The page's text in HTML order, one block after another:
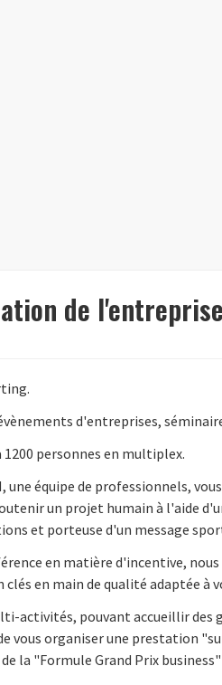
de l'entreprise
d'entreprises,
1200 personnes en multiplex.
une équipe de professionnels,
un projet humain à l'aide
et porteuse d'un message
en matière d'incentive,
en main de qualité adaptée à
activités, pouvant accueillir des
vous organiser une prestation
la "Formule Grand Prix